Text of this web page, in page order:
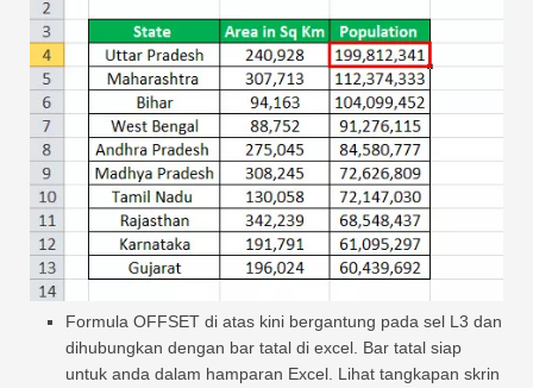
Formula OFFSET di atas kini bergantung pada sel L3 dan
dihubungkan dengan bar tatal di excel. Bar tatal siap
untuk anda dalam hamparan Excel. Lihat tangkapan skrin